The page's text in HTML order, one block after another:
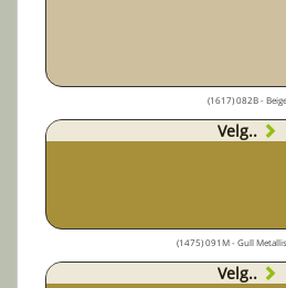
(1617) 082B - Beige
Velg..
(1475) 091M - Gull
Velg..